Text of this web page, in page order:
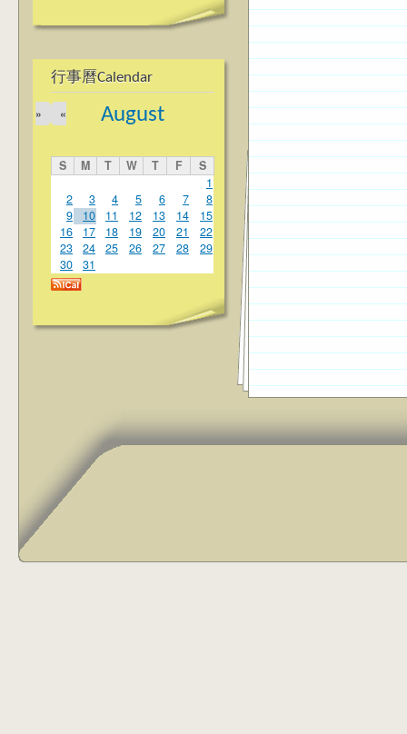
行事曆Calendar
August
«
»
S M T W T F
S
1
2
3 4 5 6 7
8
9
10 11 12 13 14
15
16
17 18 19 20 21
22
23
24 25 26 27 28
29
30
31